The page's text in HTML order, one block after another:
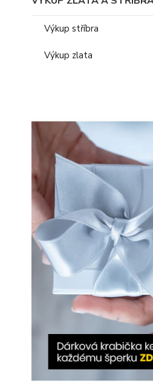
Výkup stříbra
Výkup zlata